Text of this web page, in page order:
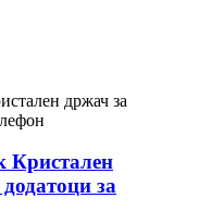
Кристален
за